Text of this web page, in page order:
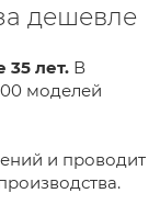
дешевле
35 лет. В
моделей
и проводит